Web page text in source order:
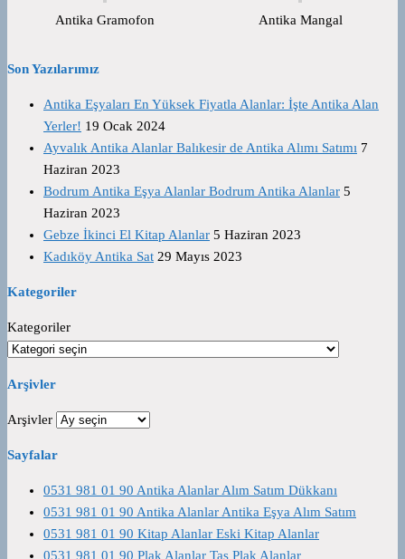
Antika Gramofon Antika Mangal
Son Yazılarımız
Antika Eşyaları En Yüksek Fiyatla Alanlar: İşte Antika Alan
Yerler! 19 Ocak 2024
Ayvalık Antika Alanlar Balıkesir de Antika Alımı Satımı 7
Haziran 2023
Bodrum Antika Eşya Alanlar Bodrum Antika Alanlar 5
Haziran 2023
Gebze İkinci El Kitap Alanlar 5 Haziran 2023
Kadıköy Antika Sat 29 Mayıs 2023
Kategoriler
Kategoriler
Arşivler
Arşivler
Sayfalar
0531 981 01 90 Antika Alanlar Alım Satım Dükkanı
0531 981 01 90 Antika Alanlar Antika Eşya Alım Satım
0531 981 01 90 Kitap Alanlar Eski Kitap Alanlar
0531 981 01 90 Plak Alanlar Taş Plak Alanlar